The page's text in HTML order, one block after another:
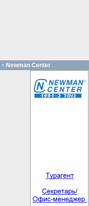
Newman Center